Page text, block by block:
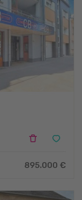
895.000 €